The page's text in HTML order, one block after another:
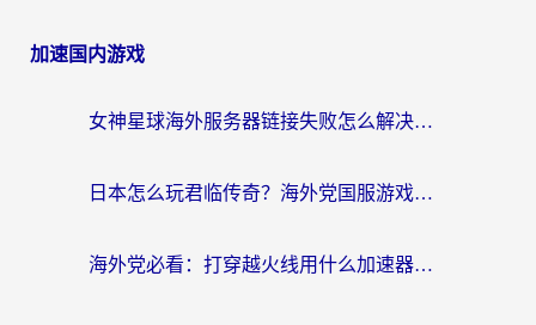
加速国内游戏
女神星球海外服务器链接失败怎么解决？海外党国服游戏加速避坑指南
日本怎么玩君临传奇？海外党国服游戏加速避坑指南（附菲律宾欧洲玩家实测）
海外党必看：打穿越火线用什么加速器？解决延迟卡顿，还能玩奇妙拼图世界和第五人格